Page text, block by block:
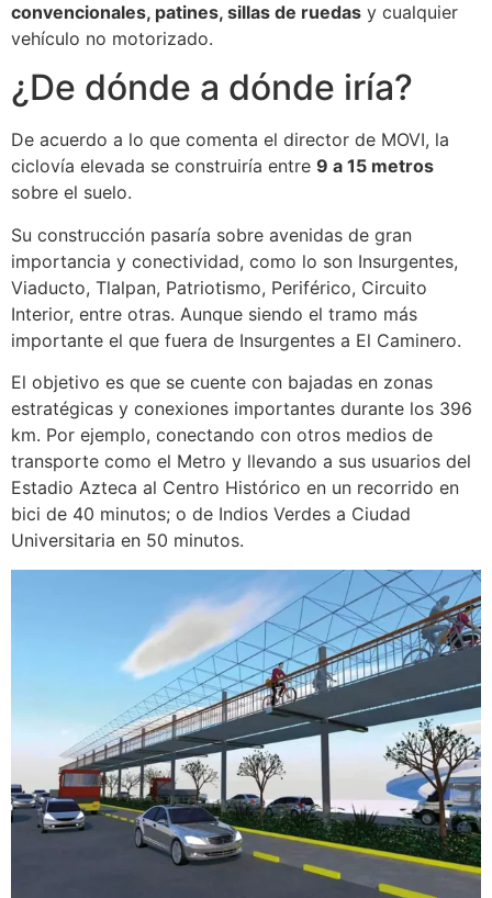
convencionales, patines, sillas de ruedas y cualquier
vehículo no motorizado.
¿De dónde a dónde iría?
De acuerdo a lo que comenta el director de MOVI, la
ciclovía elevada se construiría entre 9 a 15 metros
sobre el suelo.
Su construcción pasaría sobre avenidas de gran
importancia y conectividad, como lo son Insurgentes,
Viaducto, Tlalpan, Patriotismo, Periférico, Circuito
Interior, entre otras. Aunque siendo el tramo más
importante el que fuera de Insurgentes a El Caminero.
El objetivo es que se cuente con bajadas en zonas
estratégicas y conexiones importantes durante los 396
km. Por ejemplo, conectando con otros medios de
transporte como el Metro y llevando a sus usuarios del
Estadio Azteca al Centro Histórico en un recorrido en
bici de 40 minutos; o de Indios Verdes a Ciudad
Universitaria en 50 minutos.